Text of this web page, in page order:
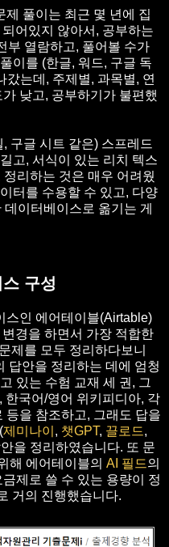
풀이는 최근 몇 년에 집
어있지 않아서, 공부하는
부 열람하고, 풀어볼 수가
이를 (한글, 워드, 구글 독
는데, 주제별, 과목별, 연
낮고, 공부하기가 불편했
구글 시트 같은) 스프레드
고, 서식이 있는 리치 텍스
리하는 것은 매우 어려웠
터를 수용할 수 있고, 다양
이터베이스로 옮기는 게
구성
스인 에어테이블(Airtable)
경을 하면서 가장 적합한
제를 모두 정리하다보니
답안을 정리하는 데에 엄청
있는 수험 교재 세 권, 그
, 한국어/영어 위키피디아, 각
등을 참조하고, 그래도 답을
제미나이 , 챗GPT, 끌로드,
을 정리하였습니다. 또 문
해 에어테이블의 AI 필드의
제로 쓸 수 있는 용량이 정
거의 진행했습니다.